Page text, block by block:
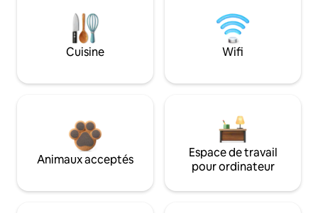
Cuisine Wifi
Animaux acceptés
Espace de travail
pour ordinateur